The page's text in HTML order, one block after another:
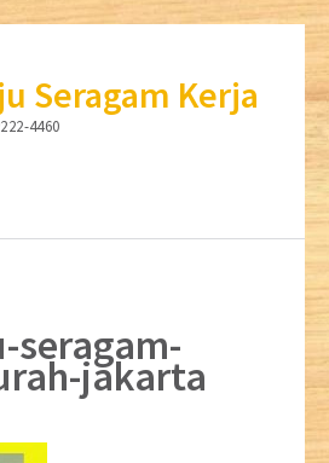
Seragam Kerja
4460
seragam-
jakarta